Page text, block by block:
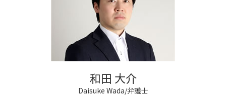
和田 大介
Daisuke Wada/弁護士